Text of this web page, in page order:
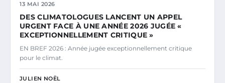
13 MAI 2026
DES CLIMATOLOGUES LANCENT UN APPEL
URGENT FACE À UNE ANNÉE 2026 JUGÉE «
EXCEPTIONNELLEMENT CRITIQUE »
EN BREF 2026 : Année jugée exceptionnellement critique
pour le climat.
JULIEN NOËL